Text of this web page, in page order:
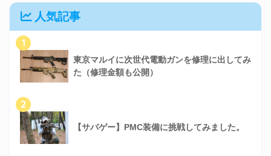
人気記事
1
東京マルイに次世代電動ガンを修理に出してみ
た（修理金額も公開）
2
【サバゲー】PMC装備に挑戦してみました。